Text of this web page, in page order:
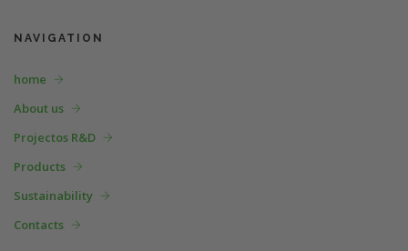
NAVIGATION
home
About us
Projectos R&D
Products
Sustainability
Contacts